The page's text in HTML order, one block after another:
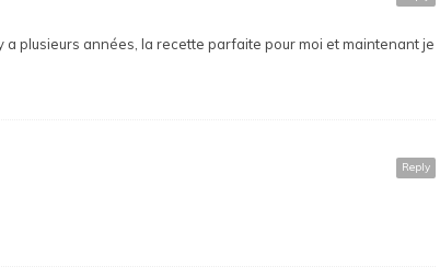
a plusieurs années, la recette parfaite pour moi et maintenant je
Reply